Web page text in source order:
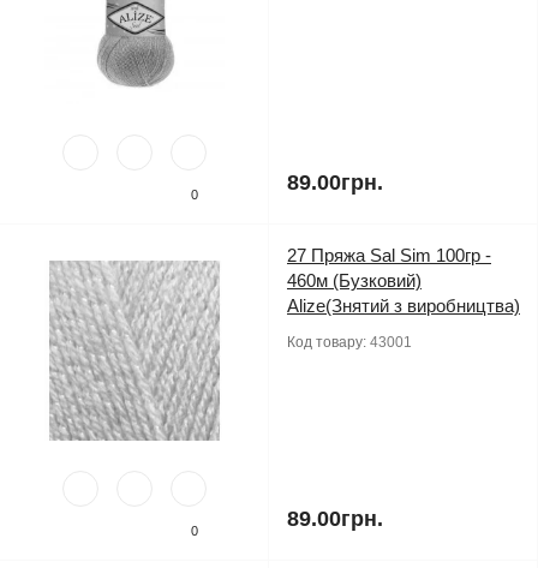
0 89.00грн.
0
27 Пряжа Sal Sim 100гр -
460м (Бузковий)
Alize(Знятий з виробництва)
Код товару: 43001
89.00грн.